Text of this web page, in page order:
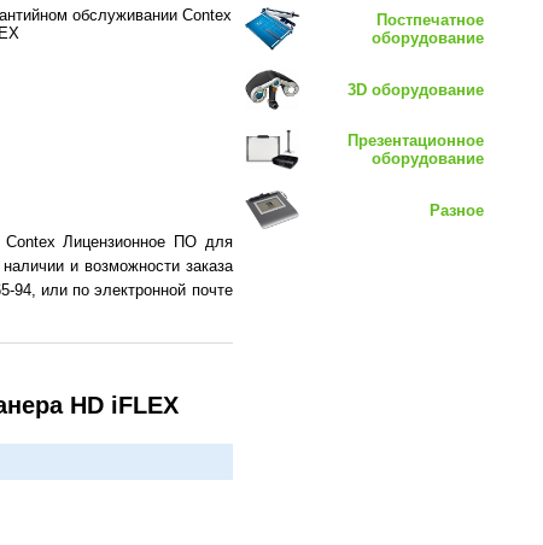
обслуживании Contex
Лицензионное ПО для
и возможности заказа
94, или по электронной почте
HD iFLEX
Постпечатное
оборудование
3D оборудование
Презентационное
оборудование
Разное